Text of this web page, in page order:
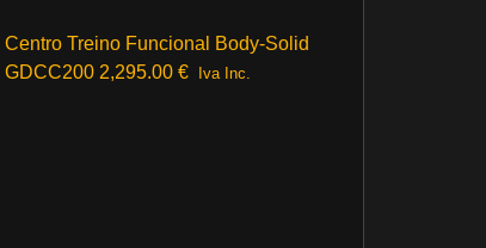
Centro Treino Funcional Body-Solid
GDCC200 2,295.00 € Iva Inc.